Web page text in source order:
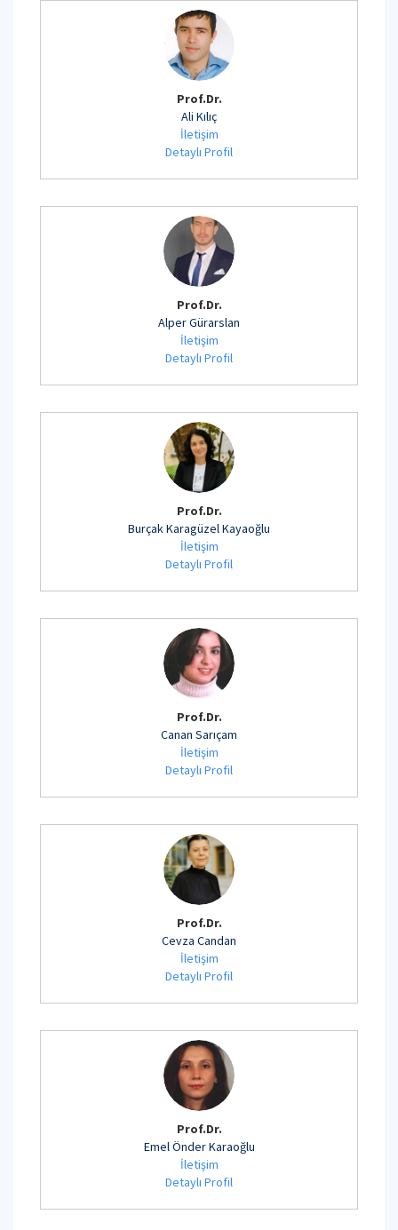
Prof.Dr.
Ali Kılıç
İletişim
Detaylı Profil
Prof.Dr.
Alper Gürarslan
İletişim
Detaylı Profil
Prof.Dr.
Burçak Karagüzel Kayaoğlu
İletişim
Detaylı Profil
Prof.Dr.
Canan Sarıçam
İletişim
Detaylı Profil
Prof.Dr.
Cevza Candan
İletişim
Detaylı Profil
Prof.Dr.
Emel Önder Karaoğlu
İletişim
Detaylı Profil